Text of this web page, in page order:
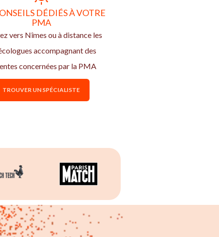
DÉDIÉS À VOTRE
PMA
vers Nîmes ou à distance les
accompagnant des
concernées par la PMA
TROUVER UN SPÉCIALISTE